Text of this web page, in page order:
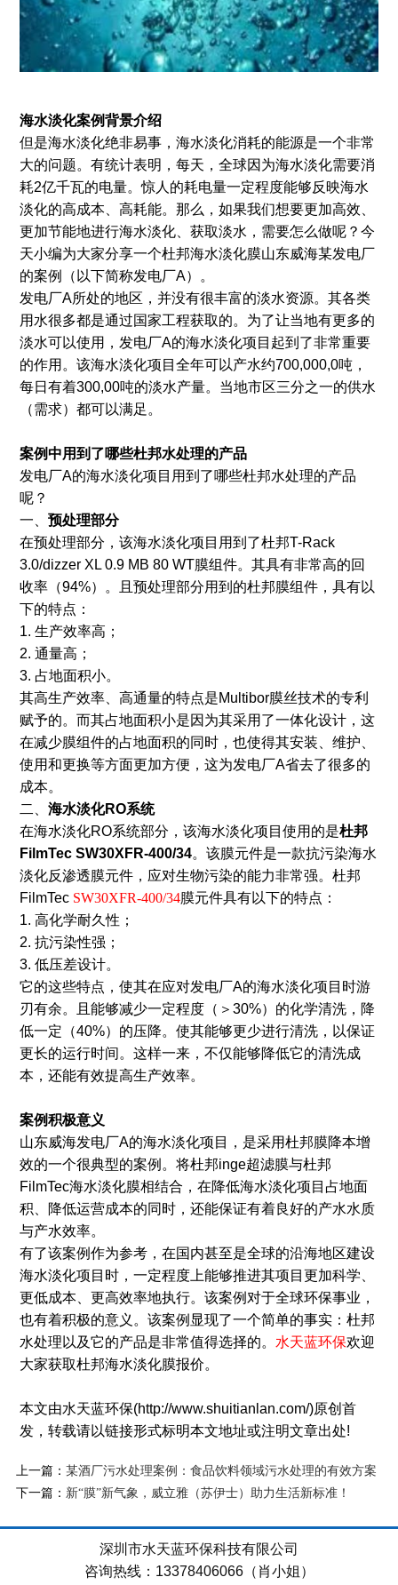
海水淡化案例背景介绍
但是海水淡化绝非易事，海水淡化消耗的能源是一个非常
大的问题。有统计表明，每天，全球因为海水淡化需要消
耗2亿千瓦的电量。惊人的耗电量一定程度能够反映海水
淡化的高成本、高耗能。那么，如果我们想要更加高效、
更加节能地进行海水淡化、获取淡水，需要怎么做呢？今
天小编为大家分享一个杜邦海水淡化膜山东威海某发电厂
的案例（以下简称发电厂A）。
发电厂A所处的地区，并没有很丰富的淡水资源。其各类
用水很多都是通过国家工程获取的。为了让当地有更多的
淡水可以使用，发电厂A的海水淡化项目起到了非常重要
的作用。该海水淡化项目全年可以产水约700,000,0吨，
每日有着300,00吨的淡水产量。当地市区三分之一的供水
（需求）都可以满足。
案例中用到了哪些杜邦水处理的产品
发电厂A的海水淡化项目用到了哪些杜邦水处理的产品
呢？
一、 预处理部分
在预处理部分，该海水淡化项目用到了杜邦T-Rack
3.0/dizzer XL 0.9 MB 80 WT膜组件。其具有非常高的回
收率（94%）。且预处理部分用到的杜邦膜组件，具有以
下的特点：
1. 生产效率高；
2. 通量高；
3. 占地面积小。
其高生产效率、高通量的特点是Multibor膜丝技术的专利
赋予的。而其占地面积小是因为其采用了一体化设计，这
在减少膜组件的占地面积的同时，也使得其安装、维护、
使用和更换等方面更加方便，这为发电厂A省去了很多的
成本。
二、 海水淡化RO系统
在海水淡化RO系统部分，该海水淡化项目使用的是杜邦
FilmTec SW30XFR-400/34。该膜元件是一款抗污染海水
淡化反渗透膜元件，应对生物污染的能力非常强。杜邦
FilmTec SW30XFR-400/34膜元件具有以下的特点：
1. 高化学耐久性；
2. 抗污染性强；
3. 低压差设计。
它的这些特点，使其在应对发电厂A的海水淡化项目时游
刃有余。且能够减少一定程度（＞30%）的化学清洗，降
低一定（40%）的压降。使其能够更少进行清洗，以保证
更长的运行时间。这样一来，不仅能够降低它的清洗成
本，还能有效提高生产效率。
案例积极意义
山东威海发电厂A的海水淡化项目，是采用杜邦膜降本增
效的一个很典型的案例。将杜邦inge超滤膜与杜邦
FilmTec海水淡化膜相结合，在降低海水淡化项目占地面
积、降低运营成本的同时，还能保证有着良好的产水水质
与产水效率。
有了该案例作为参考，在国内甚至是全球的沿海地区建设
海水淡化项目时，一定程度上能够推进其项目更加科学、
更低成本、更高效率地执行。该案例对于全球环保事业，
也有着积极的意义。该案例显现了一个简单的事实：杜邦
水处理以及它的产品是非常值得选择的。 水天蓝环保欢迎
大家获取杜邦海水淡化膜报价。
本文由水天蓝环保(http://www.shuitianlan.com/)原创首
发，转载请以链接形式标明本文地址或注明文章出处!
上一篇： 某酒厂污水处理案例：食品饮料领域污水处理的有效方案
下一篇： 新“膜”新气象，威立雅（苏伊士）助力生活新标准！
深圳市水天蓝环保科技有限公司
咨询热线：13378406066（肖小姐）